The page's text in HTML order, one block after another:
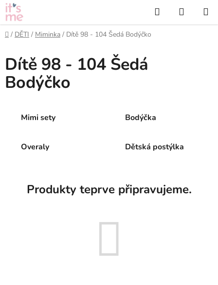
Přejít
na
obsah
Hledat
KOŠÍK
Domů
/ DĚTI / Miminka / Dítě 98 - 104 Šedá Bodýčko
Dítě 98 - 104 Šedá
Bodýčko
Mimi sety Bodýčka
Overaly Dětská postýlka
Produkty teprve připravujeme.